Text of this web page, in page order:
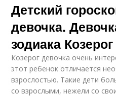
Детский
девочка.
зодиака Козерог
Козерог девочка очень
этот ребенок отличается
взрослостью. Такие дети
со взрослыми, нежели со